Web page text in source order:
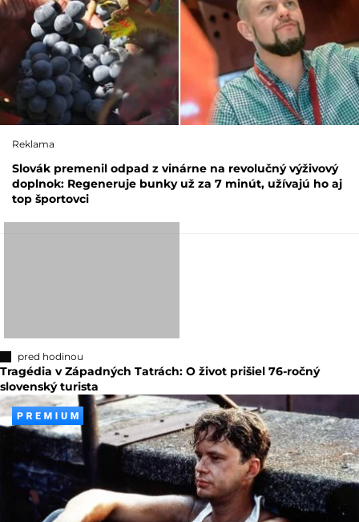
Reklama
Slovák premenil odpad z vinárne na revolučný výživový
doplnok: Regeneruje bunky už za 7 minút, užívajú ho aj
top športovci
pred hodinou
Tragédia v Západných Tatrách: O život prišiel 76-ročný
slovenský turista